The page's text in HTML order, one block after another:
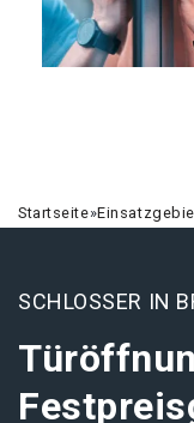
Startseite»
SCHLOSSER IN